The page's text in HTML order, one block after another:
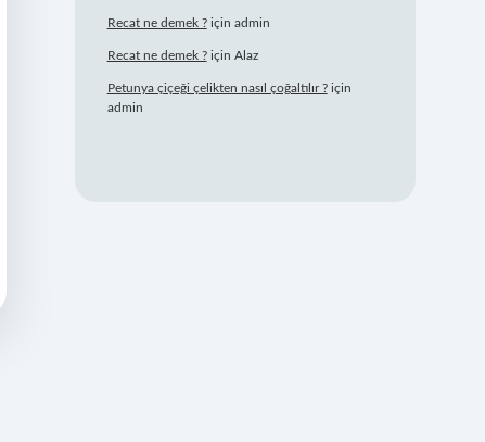
Recat ne demek ?için admin
Recat ne demek ?için Alaz
Petunya çiçeği çelikten nasıl çoğaltılır ?için
admin